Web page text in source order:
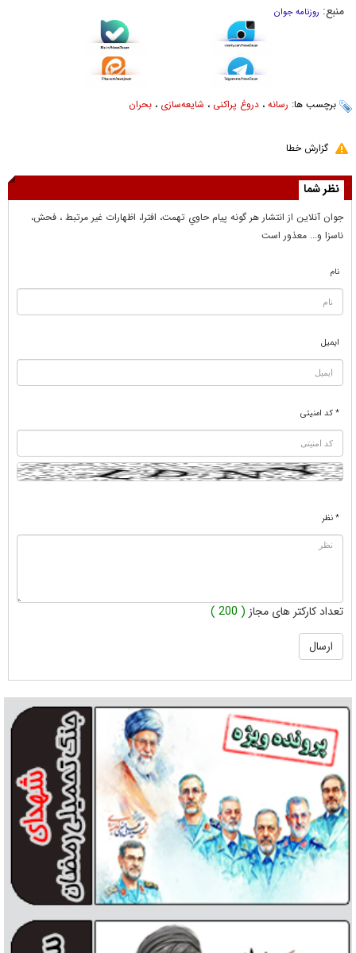
منبع: روزنامه جوان
برچسب ها: رسانه ، دروغ پراکنی ، شایعه‌سازی ، بحران
گزارش خطا
نظر شما
جوان آنلاين از انتشار هر گونه پيام حاوي تهمت، افترا، اظهارات غير مرتبط ، فحش،
ناسزا و... معذور است
نام
ایمیل
* کد امنیتی
* نظر
تعداد کارکتر های مجاز ( 200 )